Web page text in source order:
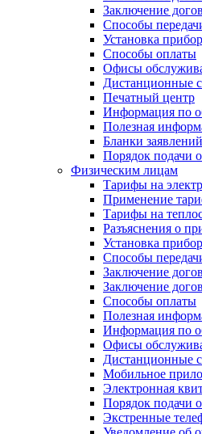
Заключение
Способы
Установка
Способы оплаты
Офисы
Дистанционные
Печатный центр
Информация по
Полезная
Бланки заявлений
Порядок подачи
Физическим лицам
Тарифы на
Применение
Тарифы на
Разъяснения о
Установка
Способы
Заключение
Заключение
Способы оплаты
Полезная
Информация по
Офисы
Дистанционные
Мобильное
Электронная
Порядок подачи
Экстренные